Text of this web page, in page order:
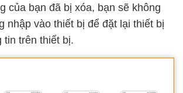
của bạn đã bị xóa, bạn sẽ không
nhập vào thiết bị để đặt lại thiết bị
tin trên thiết bị.